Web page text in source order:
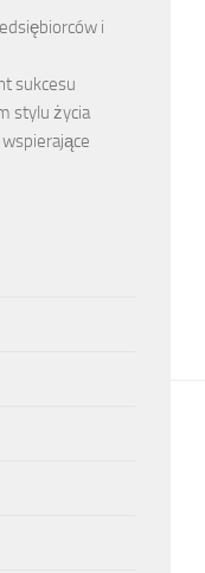
i
sukcesu
stylu życia